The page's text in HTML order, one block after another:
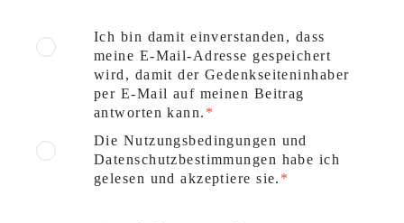
Ich bin damit einverstanden, dass
meine E-Mail-Adresse gespeichert
wird, damit der Gedenkseiteninhaber
per E-Mail auf meinen Beitrag
antworten kann.
Die Nutzungsbedingungen und
Datenschutzbestimmungen habe ich
gelesen und akzeptiere sie.